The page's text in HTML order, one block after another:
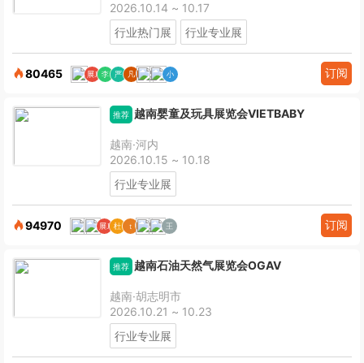
2026.10.14 ~ 10.17
行业热门展
行业专业展
80465 订阅
推荐 越南婴童及玩具展览会VIETBABY
越南·河内
2026.10.15 ~ 10.18
行业专业展
94970 订阅
推荐 越南石油天然气展览会OGAV
越南·胡志明市
2026.10.21 ~ 10.23
行业专业展